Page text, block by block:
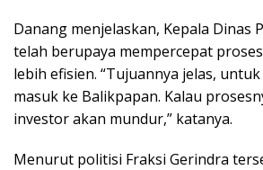
Danang menjelaskan, Kepala Dinas
telah berupaya mempercepat
lebih efisien. “Tujuannya jelas,
masuk ke Balikpapan. Kalau
investor akan mundur,” katanya.
Menurut politisi Fraksi Gerindra